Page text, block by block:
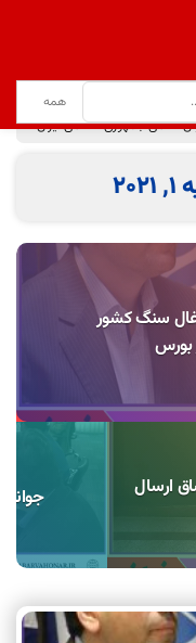
فرهنگ عاشورا و مکتب ایثار و شهادت امروز بیش از توان نظامی جمهوری اسلامی ایران موجب هراس دشمنان شده است
سنگ کشور
بورس
ارسال